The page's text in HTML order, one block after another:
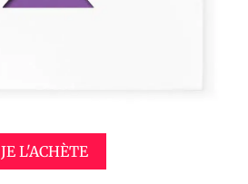
JE L'ACHÈTE